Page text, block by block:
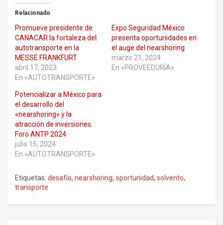
Relacionado
Promueve presidente de
CANACAR la fortaleza del
autotransporte en la
MESSE FRANKFURT
abril 17, 2023
En «AUTOTRANSPORTE»
Expo Seguridad México
presenta oportunidades en
el auge del nearshoring
marzo 21, 2024
En «PROVEEDURÍA»
Potencializar a México para
el desarrollo del
«nearshoring» y la
atracción de inversiones:
Foro ANTP 2024
julio 15, 2024
En «AUTOTRANSPORTE»
Etiquetas: desafío, nearshoring, oportunidad, solvento,
transporte